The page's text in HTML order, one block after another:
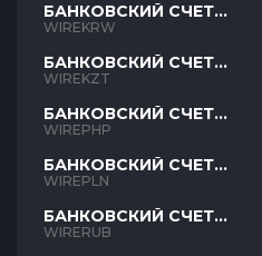
БАНКОВСКИЙ СЧЕТ
KRW
WIREKRW
БАНКОВСКИЙ СЧЕТ
KZT
WIREKZT
БАНКОВСКИЙ СЧЕТ
PHP
WIREPHP
БАНКОВСКИЙ СЧЕТ
PLN
WIREPLN
БАНКОВСКИЙ СЧЕТ
RUB
WIRERUB